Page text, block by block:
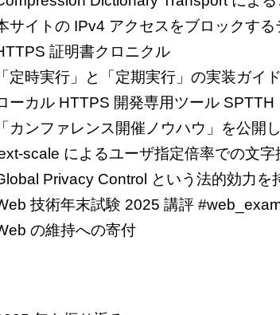
サイトの IPv4 アクセスをブロックする
証明書クロニクル
「定時実行」と「定期実行」の実装ガイド
ーカル HTTPS 開発専用ツール SPTTH
「カンファレンス開催ノウハウ」を公開
scale によるユーザ指定倍率での文字
Privacy Control という法的効力を
技術年末試験 2025 講評
の維持への寄付